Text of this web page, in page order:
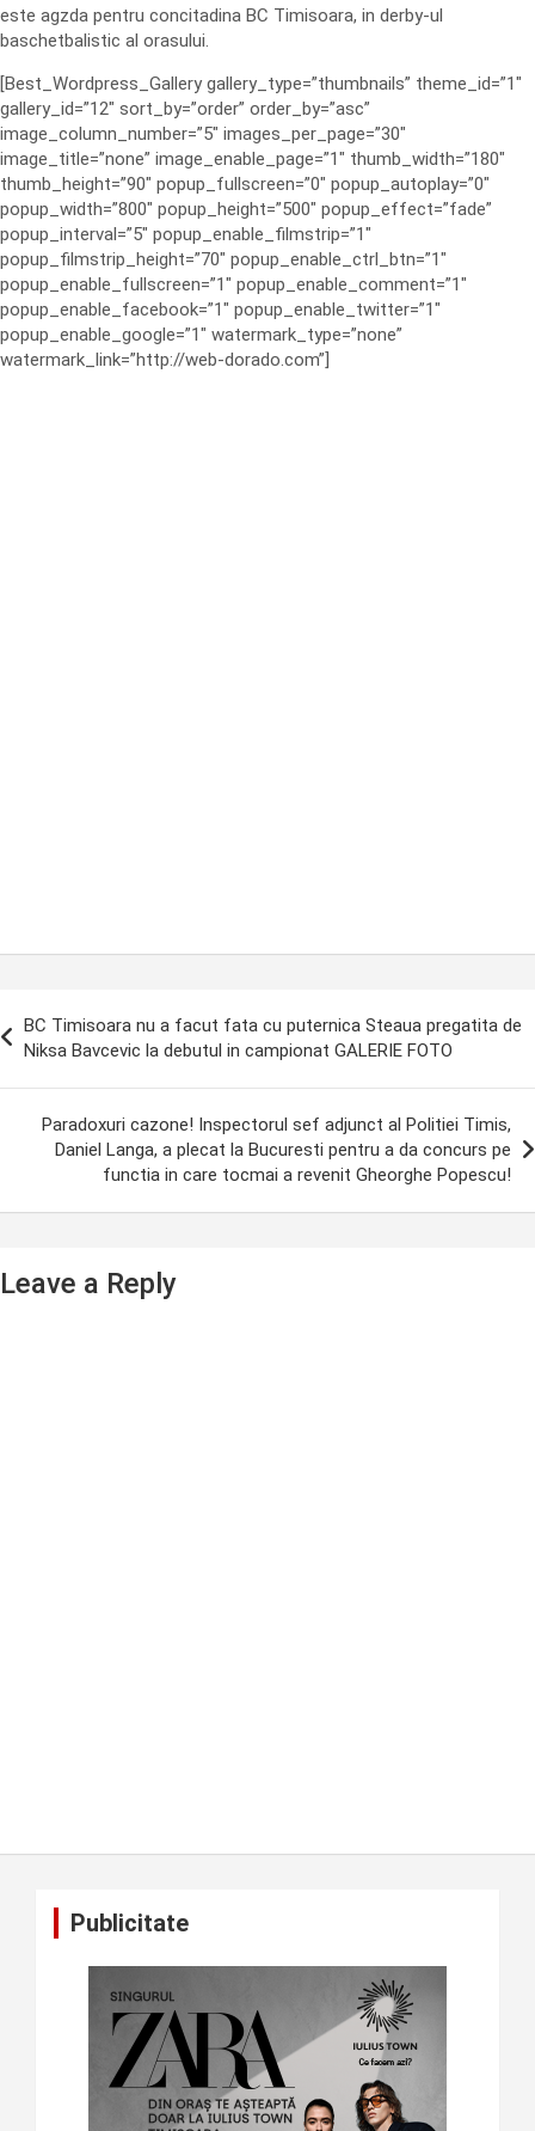
este agzda pentru concitadina BC Timisoara, in derby-ul
baschetbalistic al orasului.
[Best_Wordpress_Gallery gallery_type=”thumbnails” theme_id=”1″
gallery_id=”12″ sort_by=”order” order_by=”asc”
image_column_number=”5″ images_per_page=”30″
image_title=”none” image_enable_page=”1″ thumb_width=”180″
thumb_height=”90″ popup_fullscreen=”0″ popup_autoplay=”0″
popup_width=”800″ popup_height=”500″ popup_effect=”fade”
popup_interval=”5″ popup_enable_filmstrip=”1″
popup_filmstrip_height=”70″ popup_enable_ctrl_btn=”1″
popup_enable_fullscreen=”1″ popup_enable_comment=”1″
popup_enable_facebook=”1″ popup_enable_twitter=”1″
popup_enable_google=”1″ watermark_type=”none”
watermark_link=”http://web-dorado.com”]
BC Timisoara nu a facut fata cu puternica Steaua pregatita de
Niksa Bavcevic la debutul in campionat GALERIE FOTO
Paradoxuri cazone! Inspectorul sef adjunct al Politiei Timis,
Daniel Langa, a plecat la Bucuresti pentru a da concurs pe
functia in care tocmai a revenit Gheorghe Popescu!
Leave a Reply
Publicitate